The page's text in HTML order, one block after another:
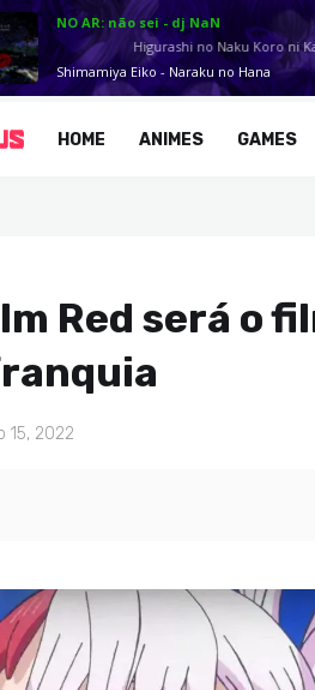
HOME ANIMES GAMES
Red será o
15, 2022